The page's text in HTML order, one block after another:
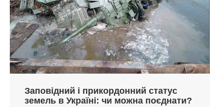
Заповідний і прикордонний статус
земель в Україні: чи можна поєднати?